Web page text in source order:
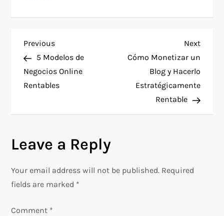
P
o
s
n
a
v
Previous
Post
Previous
5 Modelos de
Negocios Online
Rentables
Next
Post
Next
Cómo Monetizar un
Blog y Hacerlo
Estratégicamente
Rentable
Leave a Reply
Your email address will not be published. Required
fields are marked *
Comment *